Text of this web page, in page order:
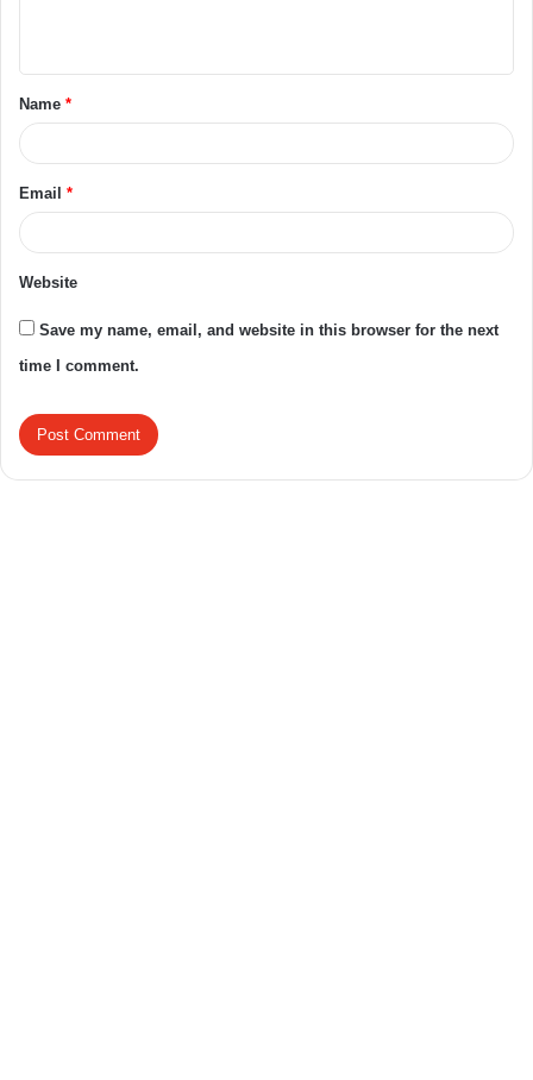
Name *
Email *
Website
Save my name, email, and website in this browser for the next
time I comment.